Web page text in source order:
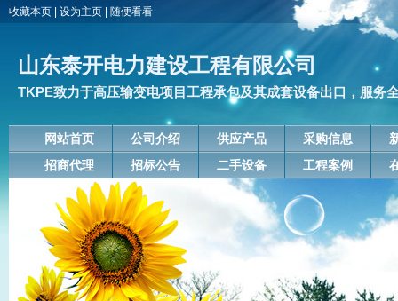
收藏本页 设为主页 随便看看
山东泰开电力建设工程有限公司
TKPE致力于高压输变电项目工程承包及其成套设备出口，服务
网站首页 公司介绍 供应产品 采购信息
招商代理
招标公告 二手设备 工程案例